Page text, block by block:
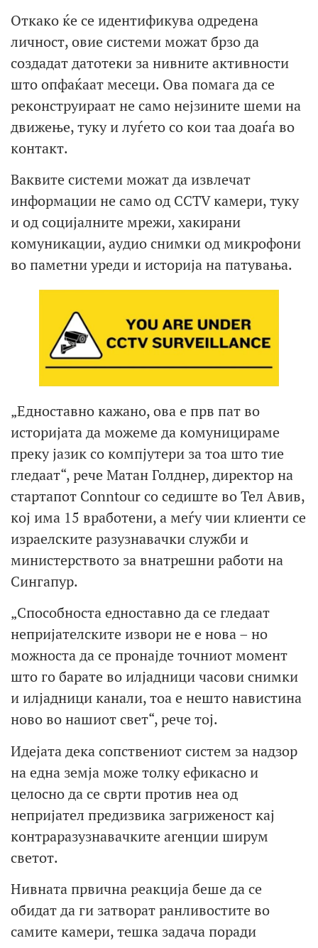
Откако ќе се идентификува одредена
личност, овие системи можат брзо да
создадат датотеки за нивните активности
што опфаќаат месеци. Ова помага да се
реконструираат не само нејзините шеми на
движење, туку и луѓето со кои таа доаѓа во
контакт.
Ваквите системи можат да извлечат
информации не само од CCTV камери, туку
и од социјалните мрежи, хакирани
комуникации, аудио снимки од микрофони
во паметни уреди и историја на патувања.
„Едноставно кажано, ова е прв пат во
историјата да можеме да комуницираме
преку јазик со компјутери за тоа што тие
гледаат“, рече Матан Голднер, директор на
стартапот Conntour со седиште во Тел Авив,
кој има 15 вработени, а меѓу чии клиенти се
израелските разузнавачки служби и
министерството за внатрешни работи на
Сингапур.
„Способноста едноставно да се гледаат
непријателските извори не е нова – но
можноста да се пронајде точниот момент
што го барате во илјадници часови снимки
и илјадници канали, тоа е нешто навистина
ново во нашиот свет“, рече тој.
Идејата дека сопствениот систем за надзор
на една земја може толку ефикасно и
целосно да се сврти против неа од
непријател предизвика загриженост кај
контраразузнавачките агенции ширум
светот.
Нивната првична реакција беше да се
обидат да ги затворат ранливостите во
самите камери, тешка задача поради